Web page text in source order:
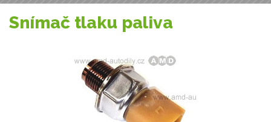
Snímač tlaku paliva